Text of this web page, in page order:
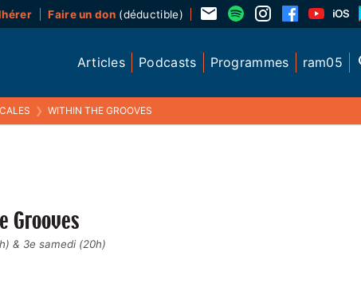
Faire un don(déductible)
Articles Podcasts Programmes ram05
❯ WITHIN THE GROOVES
Grooves
& 3e samedi (20h)